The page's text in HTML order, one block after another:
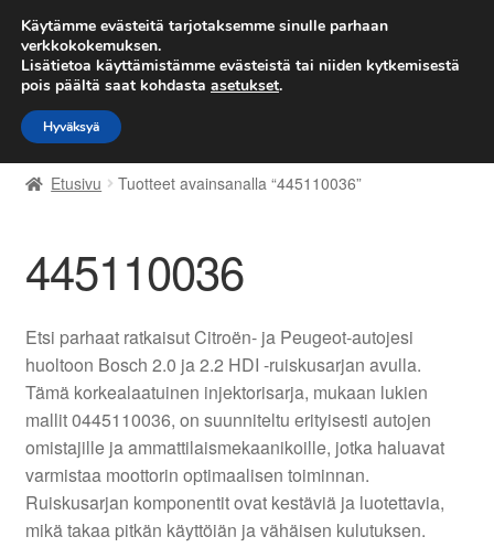
TOIMITUS alkaen 7 EUR
Siirry
navigointiin
Siirry
sisältöön
Etusivu
Kärry
Käyttöehdot
Maailmanlaajuinen toimitus
Maksut
Meistä
Etusivu Tuotteet avainsanalla “445110036”
445110036
Etsi parhaat ratkaisut Citroën- ja Peugeot-autojesi
huoltoon Bosch 2.0 ja 2.2 HDI -ruiskusarjan avulla.
Tämä korkealaatuinen injektorisarja, mukaan lukien
mallit 0445110036, on suunniteltu erityisesti autojen
omistajille ja ammattilaismekaanikoille, jotka haluavat
varmistaa moottorin optimaalisen toiminnan.
Ruiskusarjan komponentit ovat kestäviä ja luotettavia,
mikä takaa pitkän käyttöiän ja vähäisen kulutuksen.
Käytämme evästeitä tarjotaksemme sinulle parhaan
verkkokokemuksen.
Lisätietoa käyttämistämme evästeistä tai niiden kytkemisestä
pois päältä saat kohdasta asetukset.
Hyväksyä